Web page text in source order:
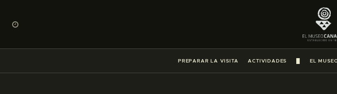
PREPARAR LA VISITA ACTIVIDADES EL
PREPARAR LA VISITA
ACTIVIDADES
█